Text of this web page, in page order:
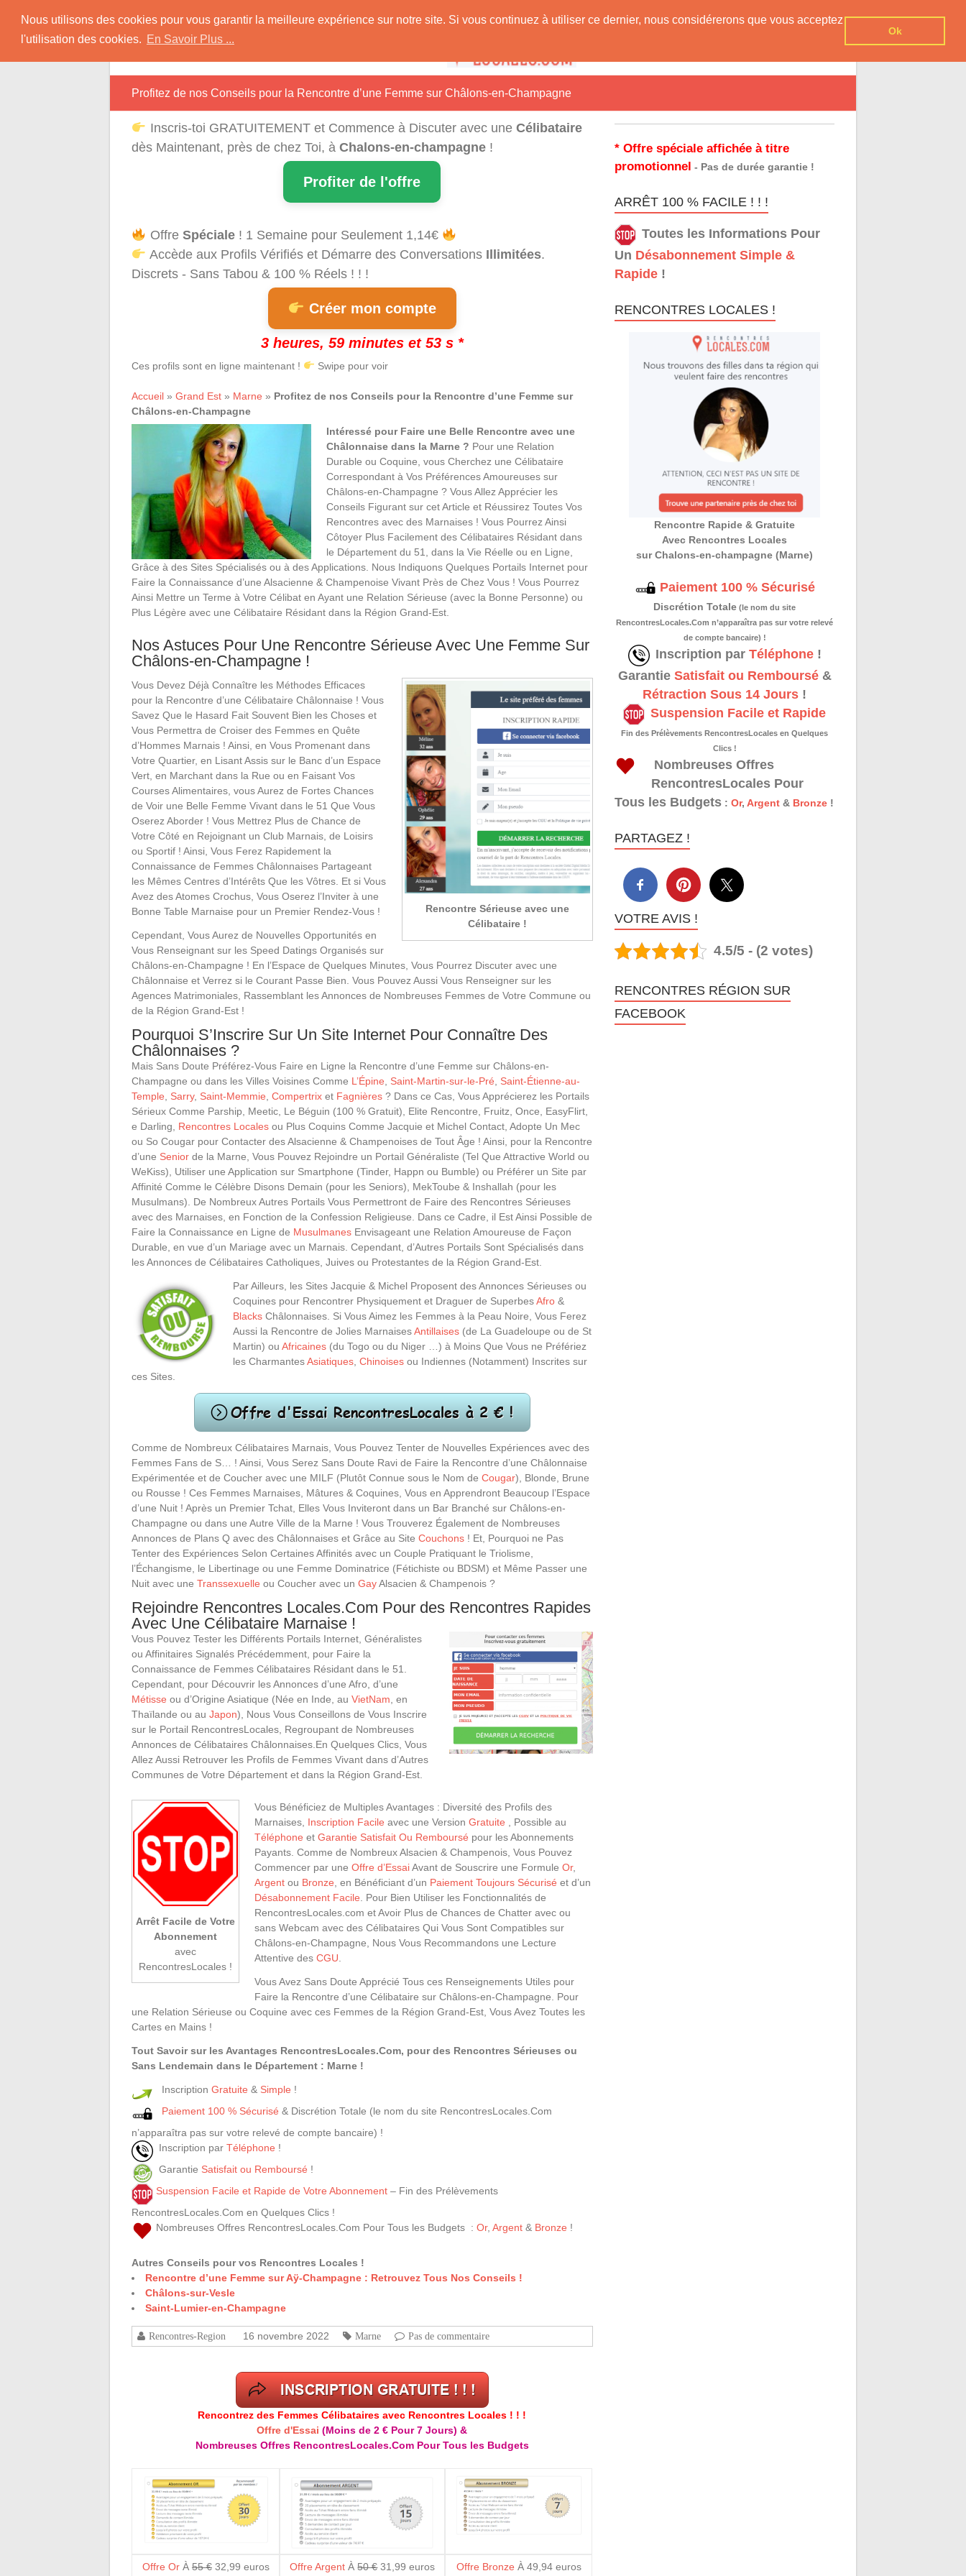
Nous utilisons des cookies pour vous garantir la meilleure expérience sur notre site. Si vous continuez à utiliser ce dernier, nous considérerons que vous acceptez
l'utilisation des cookies. En Savoir Plus ...
Ok
content
Rencontres Région
Rencontrez Une Célibataire Près de chez Vous !
Profitez de nos Conseils pour la Rencontre d’une Femme sur Châlons-en-Champagne
Inscris-toi GRATUITEMENT et Commence à Discuter avec une Célibataire
dès Maintenant, près de chez Toi, à Chalons-en-champagne !
Profiter de l'offre
Offre Spéciale! 1 Semaine pour Seulement 1,14€
Accède aux Profils Vérifiés et Démarre des Conversations Illimitées.
Discrets - Sans Tabou & 100 % Réels ! ! !
Créer mon compte
3 heures, 59 minutes et 52 s *
Ces profils sont en ligne maintenant ! Swipe pour voir
Accueil » Grand Est » Marne » Profitez de nos Conseils pour la Rencontre d’une Femme sur
Châlons-en-Champagne
Intéressé pour Faire une Belle Rencontre avec une
Châlonnaise dans la Marne ? Pour une Relation
Durable ou Coquine, vous Cherchez une Célibataire
Correspondant à Vos Préférences Amoureuses sur
Châlons-en-Champagne ? Vous Allez Apprécier les
Conseils Figurant sur cet Article et Réussirez Toutes Vos
Rencontres avec des Marnaises ! Vous Pourrez Ainsi
Côtoyer Plus Facilement des Célibataires Résidant dans
le Département du 51, dans la Vie Réelle ou en Ligne,
Grâce à des Sites Spécialisés ou à des Applications. Nous Indiquons Quelques Portails Internet pour
Faire la Connaissance d’une Alsacienne & Champenoise Vivant Près de Chez Vous ! Vous Pourrez
Ainsi Mettre un Terme à Votre Célibat en Ayant une Relation Sérieuse (avec la Bonne Personne) ou
Plus Légère avec une Célibataire Résidant dans la Région Grand-Est.
Nos Astuces Pour Une Rencontre Sérieuse Avec Une Femme Sur
Châlons-en-Champagne !
Rencontre Sérieuse avec une
Célibataire !
Vous Devez Déjà Connaître les Méthodes Efficaces
pour la Rencontre d’une Célibataire Châlonnaise ! Vous
Savez Que le Hasard Fait Souvent Bien les Choses et
Vous Permettra de Croiser des Femmes en Quête
d’Hommes Marnais ! Ainsi, en Vous Promenant dans
Votre Quartier, en Lisant Assis sur le Banc d’un Espace
Vert, en Marchant dans la Rue ou en Faisant Vos
Courses Alimentaires, vous Aurez de Fortes Chances
de Voir une Belle Femme Vivant dans le 51 Que Vous
Oserez Aborder ! Vous Mettrez Plus de Chance de
Votre Côté en Rejoignant un Club Marnais, de Loisirs
ou Sportif ! Ainsi, Vous Ferez Rapidement la
Connaissance de Femmes Châlonnaises Partageant
les Mêmes Centres d’Intérêts Que les Vôtres. Et si Vous
Avez des Atomes Crochus, Vous Oserez l’Inviter à une
Bonne Table Marnaise pour un Premier Rendez-Vous !
Cependant, Vous Aurez de Nouvelles Opportunités en
Vous Renseignant sur les Speed Datings Organisés sur
Châlons-en-Champagne ! En l’Espace de Quelques Minutes, Vous Pourrez Discuter avec une
Châlonnaise et Verrez si le Courant Passe Bien. Vous Pouvez Aussi Vous Renseigner sur les
Agences Matrimoniales, Rassemblant les Annonces de Nombreuses Femmes de Votre Commune ou
de la Région Grand-Est !
Pourquoi S’Inscrire Sur Un Site Internet Pour Connaître Des
Châlonnaises ?
Mais Sans Doute Préférez-Vous Faire en Ligne la Rencontre d’une Femme sur Châlons-en-
Champagne ou dans les Villes Voisines Comme L’Épine Saint-Martin-sur-le-Pré
Saint-Étienne-au-
Temple
Sarry, Saint-Memmie Compertrix et Fagnières ? Dans ce Cas, Vous Apprécierez les Portails
Sérieux Comme Parship, Meetic, Le Béguin (100 % Gratuit), Elite Rencontre, Fruitz, Once, EasyFlirt,
e Darling, Rencontres Locales ou Plus Coquins Comme Jacquie et Michel Contact, Adopte Un Mec
ou So Cougar pour Contacter des Alsacienne & Champenoises de Tout Âge ! Ainsi, pour la Rencontre
d’une Senior de la Marne, Vous Pouvez Rejoindre un Portail Généraliste (Tel Que Attractive World ou
WeKiss), Utiliser une Application sur Smartphone (Tinder, Happn ou Bumble) ou Préférer un Site par
Affinité Comme le Célèbre Disons Demain (pour les Seniors), MekToube & Inshallah (pour les
Musulmans). De Nombreux Autres Portails Vous Permettront de Faire des Rencontres Sérieuses
avec des Marnaises, en Fonction de la Confession Religieuse. Dans ce Cadre, il Est Ainsi Possible de
Faire la Connaissance en Ligne de Musulmanes Envisageant une Relation Amoureuse de Façon
Durable, en vue d’un Mariage avec un Marnais. Cependant, d’Autres Portails Sont Spécialisés dans
les Annonces de Célibataires Catholiques, Juives ou Protestantes de la Région Grand-Est.
Par Ailleurs, les Sites Jacquie & Michel Proposent des Annonces Sérieuses ou
Coquines pour Rencontrer Physiquement et Draguer de SuperbesAfro &
Blacks Châlonnaises. Si Vous Aimez les Femmes à la Peau Noire, Vous Ferez
Aussi la Rencontre de Jolies MarnaisesAntillaises (de La Guadeloupe ou de St
Martin) ou Africaines (du Togo ou du Niger …) à Moins Que Vous ne Préfériez
les CharmantesAsiatiques Chinoises ou Indiennes (Notamment) Inscrites sur
ces Sites.
Comme de Nombreux Célibataires Marnais, Vous Pouvez Tenter de Nouvelles Expériences avec des
Femmes Fans de S… ! Ainsi, Vous Serez Sans Doute Ravi de Faire la Rencontre d’une Châlonnaise
Expérimentée et de Coucher avec une MILF (Plutôt Connue sous le Nom de Cougar), Blonde, Brune
ou Rousse ! Ces Femmes Marnaises, Mâtures & Coquines, Vous en Apprendront Beaucoup l’Espace
d’une Nuit ! Après un Premier Tchat, Elles Vous Inviteront dans un Bar Branché sur Châlons-en-
Champagne ou dans une Autre Ville de la Marne ! Vous Trouverez Également de Nombreuses
Annonces de Plans Q avec des Châlonnaises et Grâce au Site Couchons ! Et, Pourquoi ne Pas
Tenter des Expériences Selon Certaines Affinités avec un Couple Pratiquant le Triolisme,
l’Échangisme, le Libertinage ou une Femme Dominatrice (Fétichiste ou BDSM) et Même Passer une
Nuit avec une Transsexuelle ou Coucher avec un GayAlsacien & Champenois ?
Rejoindre Rencontres Locales.Com Pour des Rencontres Rapides
Avec Une Célibataire Marnaise !
Vous Pouvez Tester les Différents Portails Internet, Généralistes
ou Affinitaires Signalés Précédemment, pour Faire la
Connaissance de Femmes Célibataires Résidant dans le 51.
Cependant, pour Découvrir les Annonces d’une Afro, d’une
Métisse ou d’Origine Asiatique (Née en Inde, au VietNam , en
Thaïlande ou au Japon), Nous Vous Conseillons de Vous Inscrire
sur le Portail RencontresLocales, Regroupant de Nombreuses
Annonces de Célibataires Châlonnaises.En Quelques Clics, Vous
Allez Aussi Retrouver les Profils de Femmes Vivant dans d’Autres
Communes de Votre Département et dans la Région Grand-Est.
Arrêt Facile de Votre
Abonnement
avec
RencontresLocales !
Vous Bénéficiez de Multiples Avantages : Diversité des Profils des
Marnaises, Inscription Facile avec une Version Gratuite , Possible au
Téléphone et Garantie Satisfait Ou Remboursé pour les Abonnements
Payants. Comme de Nombreux Alsacien & Champenois, Vous Pouvez
Commencer par une Offre d’EssaiAvant de Souscrire une Formule Or,
Argent ou Bronze , en Bénéficiant d’un Paiement Toujours Sécurisé et d’un
Désabonnement Facile . Pour Bien Utiliser les Fonctionnalités de
RencontresLocales.com et Avoir Plus de Chances de Chatter avec ou
sans Webcam avec des Célibataires Qui Vous Sont Compatibles sur
Châlons-en-Champagne, Nous Vous Recommandons une Lecture
Attentive des CGU
Vous Avez Sans Doute Apprécié Tous ces Renseignements Utiles pour
Faire la Rencontre d’une Célibataire sur Châlons-en-Champagne. Pour
une Relation Sérieuse ou Coquine avec ces Femmes de la Région Grand-Est, Vous Avez Toutes les
Cartes en Mains !
Tout Savoir sur les Avantages RencontresLocales.Com, pour des Rencontres Sérieuses ou
Sans Lendemain dans le Département : Marne !
Inscription Gratuite & Simple !
Paiement 100 % Sécurisé & Discrétion Totale (le nom du site RencontresLocales.Com
n’apparaîtra pas sur votre relevé de compte bancaire) !
Inscription par Téléphone !
Garantie Satisfait ou Remboursé !
Suspension Facile et Rapide de Votre Abonnement – Fin des Prélèvements
RencontresLocales.Com en Quelques Clics !
Nombreuses Offres RencontresLocales.Com Pour Tous les Budgets : Or, Argent & Bronze !
Autres Conseils pour vos Rencontres Locales !
Rencontre d’une Femme sur Aÿ-Champagne : Retrouvez Tous Nos Conseils !
Châlons-sur-Vesle
Saint-Lumier-en-Champagne
Rencontres-Region 16 novembre 2022 Marne Pas de commentaire
Rencontrez des Femmes Célibataires avec Rencontres Locales ! ! !
Offre d'Essai (Moins de 2 € Pour 7 Jours) &
Nombreuses Offres RencontresLocales.Com Pour Tous les Budgets
Offre OrÀ 55 €32,99 euros Offre Argent À50 €31,99 euros Offre Bronze À 49,94 euros
* Offre spéciale affichée à titre
promotionnel - Pas de durée garantie !
ARRÊT 100 % FACILE ! ! !
Toutes les Informations Pour
Un Désabonnement Simple &
Rapide !
RENCONTRES LOCALES !
Rencontre Rapide & Gratuite
Avec Rencontres Locales
sur Chalons-en-champagne (Marne)
Paiement 100 % Sécurisé
Discrétion Totale (le nom du site
RencontresLocales.Com n’apparaîtra pas sur votre relevé
de compte bancaire) !
Inscription par Téléphone!
Garantie Satisfait ou Remboursé&
Rétraction Sous 14 Jours !
Suspension Facile et Rapide
Fin des Prélèvements RencontresLocales en Quelques
Clics !
Nombreuses Offres
RencontresLocales Pour
Tous les Budgets :Or,Argent & Bronze !
PARTAGEZ !
VOTRE AVIS !
4.5/5 - (2 votes)
RENCONTRES RÉGION SUR
FACEBOOK